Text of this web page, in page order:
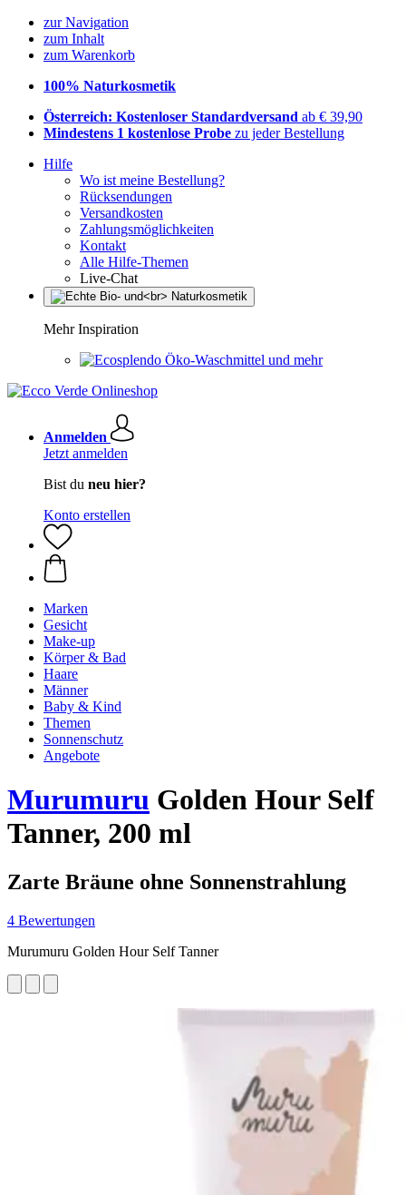
zur Navigation
zum Inhalt
zum Warenkorb
100% Naturkosmetik
Österreich: Kostenloser Standardversand ab € 39,90
Mindestens 1 kostenlose Probe zu jeder Bestellung
Hilfe
Wo ist meine Bestellung?
Rücksendungen
Versandkosten
Zahlungsmöglichkeiten
Kontakt
Alle Hilfe-Themen
Live-Chat
Mehr Inspiration
Öko-Waschmittel und mehr
Anmelden
Jetzt anmelden
Bist du neu hier?
Konto erstellen
Marken
Gesicht
Make-up
Körper & Bad
Haare
Männer
Baby & Kind
Themen
Sonnenschutz
Angebote
Murumuru Golden Hour Self
Tanner, 200 ml
Zarte Bräune ohne Sonnenstrahlung
4 Bewertungen
Murumuru Golden Hour Self Tanner